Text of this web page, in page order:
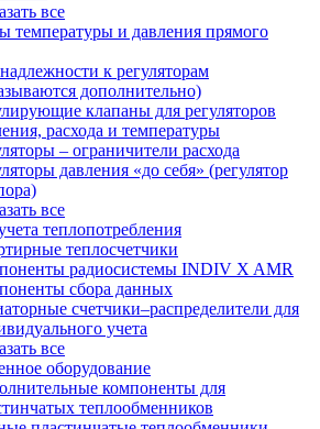
все
температуры и давления прямого
к регуляторам
дополнительно)
клапаны для регуляторов
расхода и температуры
– ограничители расхода
давления «до себя» (регулятор
все
теплопотребления
теплосчетчики
радиосистемы INDIV X AMR
сбора данных
счетчики–распределители для
учета
все
оборудование
компоненты для
теплообменников